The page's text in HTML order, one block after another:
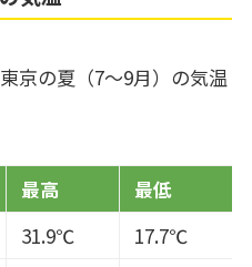
京の夏（7～9月）の気温
最高
最低
31.9℃
17.7℃